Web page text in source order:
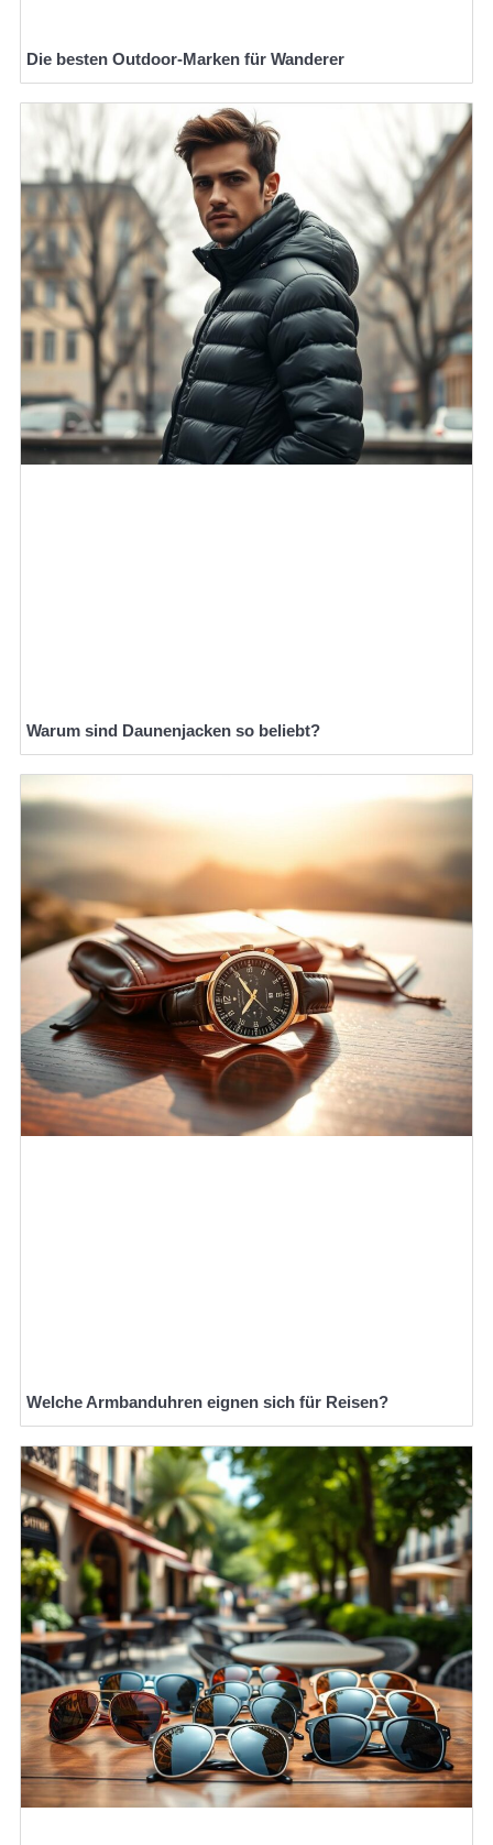
Die besten Outdoor-Marken für Wanderer
Warum sind Daunenjacken so beliebt?
Welche Armbanduhren eignen sich für Reisen?